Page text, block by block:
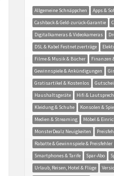
Allgemeine Schnäppchen Apps &
Cashback & Geld-zurück-Garantie
Digitalkameras & Videokameras
DSL & Kabel Festnetzverträge
Filme & Musik & Bücher
Finanzen
Gewinnspiele & Ankündigungen
Gratisartikel & Kostenlos
Haushaltsgeräte
Hifi &
Kleidung & Schuhe
Konsolen &
Medien & Streaming
Möbel &
MonsterDealz Neuigkeiten
Rabatte & Gewinnspiele & Preisfehler
Smartphones & Tarife
Spar-Abo
Urlaub, Reisen, Hotel & Flüge